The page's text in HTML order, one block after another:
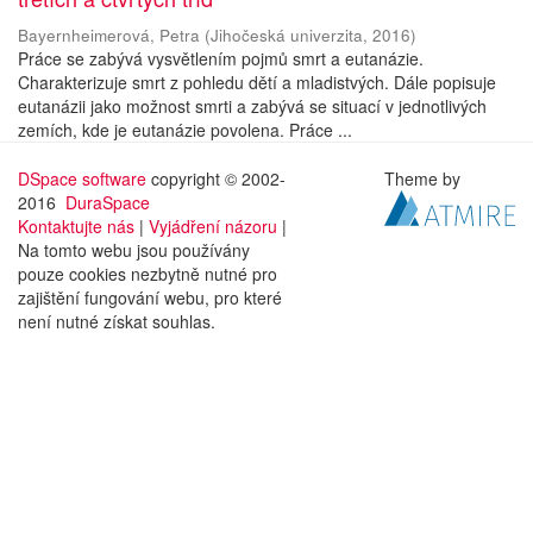
Bayernheimerová, Petra (Jihočeská univerzita, 2016)
Práce se zabývá vysvětlením pojmů smrt a eutanázie.
Charakterizuje smrt z pohledu dětí a mladistvých. Dále popisuje
eutanázii jako možnost smrti a zabývá se situací v jednotlivých
zemích, kde je eutanázie povolena. Práce ...
DSpace software copyright © 2002-
2016 DuraSpace
Kontaktujte nás | Vyjádření názoru |
Na tomto webu jsou používány
pouze cookies nezbytně nutné pro
zajištění fungování webu, pro které
není nutné získat souhlas.
Theme by